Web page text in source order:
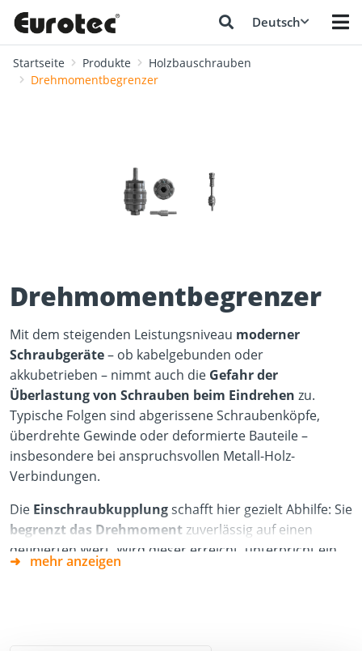
Deutsch
Startseite Produkte
Holzbauschrauben
Drehmomentbegrenzer
Drehmomentbegrenzer
Mit dem steigenden Leistungsniveau moderner
Schraubgeräte– ob kabelgebunden oder
akkubetrieben – nimmt auch die Gefahr der
Überlastung von Schrauben beim Eindrehen zu.
Typische Folgen sind abgerissene Schraubenköpfe,
überdrehte Gewinde oder deformierte Bauteile –
insbesondere bei anspruchsvollen Metall-Holz-
Verbindungen.
Die Einschraubkupplungschafft hier gezielt Abhilfe: Sie
begrenzt das Drehmoment zuverlässig auf einen
definierten Wert. Wird dieser erreicht, unterbricht ein
integrierter Abschaltmechanismus
mehr anzeigen